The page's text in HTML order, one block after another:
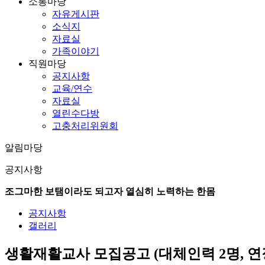
자유게시판
소식지
자료실
가족이야기
직원마당
공지사항
교육/연수
자료실
열린수다방
고충처리위원회
알림마당
공지사항
조그마한 보탬이라도 되고자 열심히 노력하는 한몸
공지사항
갤러리
생활재활교사 모집공고 (대체인력 2명,